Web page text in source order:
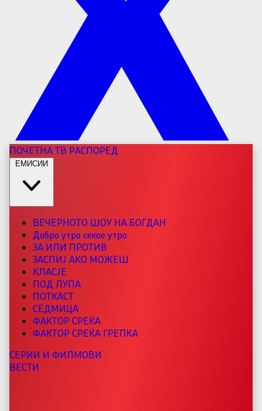
ПОЧЕТНАТВ РАСПОРЕД
ЕМИСИИ
ВЕЧЕРНОТО ШОУ НА БОГДАН
Добро утро секое утро
ЗА ИЛИ ПРОТИВ
ЗАСПИЈ АКО МОЖЕШ
КЛАСЈЕ
ПОД ЛУПА
ПОТКАСТ
СЕДМИЦА
ФАКТОР СРЕЌА
ФАКТОР СРЕЌА ГРЕПКА
СЕРИИ И ФИЛМОВИ
ВЕСТИ